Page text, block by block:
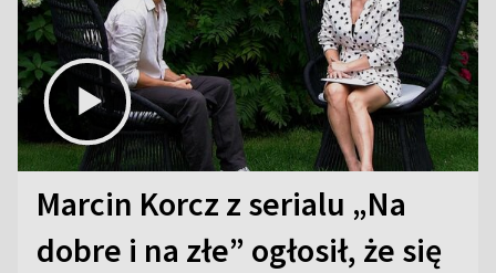
Marcin Korcz z serialu „Na
dobre i na złe” ogłosił, że się